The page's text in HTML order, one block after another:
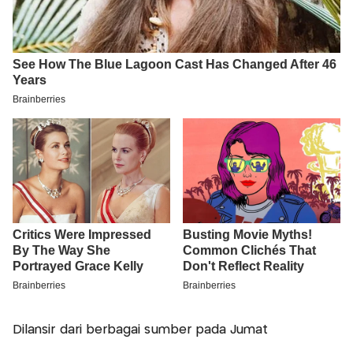
Dilansir dari berbagai sumber pada Jumat